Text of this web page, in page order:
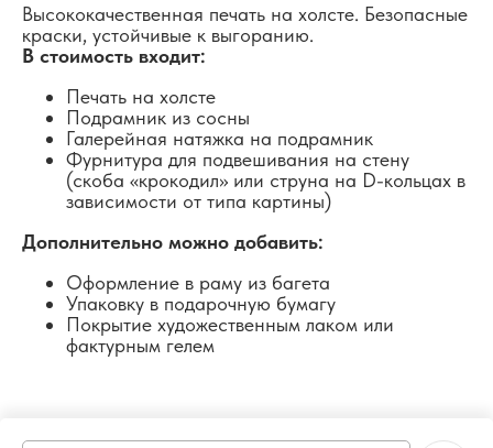
Высококачественная печать на холсте. Безопасные
краски, устойчивые к выгоранию.
В стоимость входит:
Печать на холсте
Подрамник из сосны
Галерейная натяжка на подрамник
Фурнитура для подвешивания на стену
(скоба «крокодил» или струна на D-кольцах в
зависимости от типа картины)
Дополнительно можно добавить:
Оформление в раму из багета
Упаковку в подарочную бумагу
Покрытие художественным лаком или
фактурным гелем